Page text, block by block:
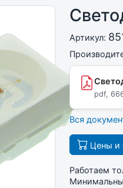
Артикул:
pdf,
Вся
Цены и
Работаем